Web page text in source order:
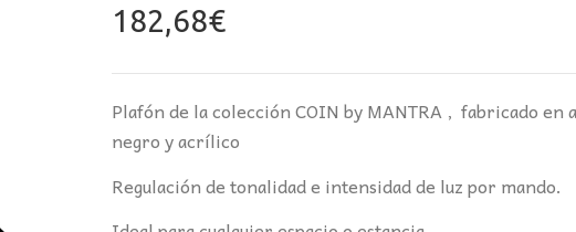
182,68€
Plafón de la colección COIN by MANTRA , fabricado en
negro y acrílico
Regulación de tonalidad e intensidad de luz por mando.